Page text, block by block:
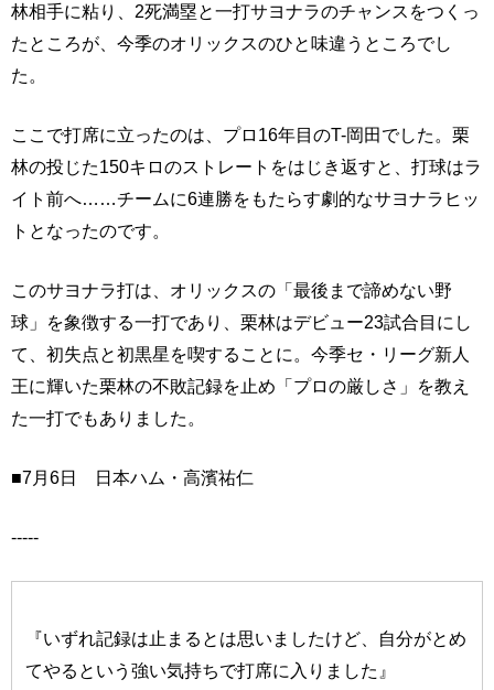
林相手に粘り、2死満塁と一打サヨナラのチャンスをつくっ
たところが、今季のオリックスのひと味違うところでし
た。
ここで打席に立ったのは、プロ16年目のT-岡田でした。栗
林の投じた150キロのストレートをはじき返すと、打球はラ
イト前へ……チームに6連勝をもたらす劇的なサヨナラヒッ
トとなったのです。
このサヨナラ打は、オリックスの「最後まで諦めない野
球」を象徴する一打であり、栗林はデビュー23試合目にし
て、初失点と初黒星を喫することに。今季セ・リーグ新人
王に輝いた栗林の不敗記録を止め「プロの厳しさ」を教え
た一打でもありました。
■7月6日 日本ハム・高濱祐仁
-----
『いずれ記録は止まるとは思いましたけど、自分がとめ
てやるという強い気持ちで打席に入りました』